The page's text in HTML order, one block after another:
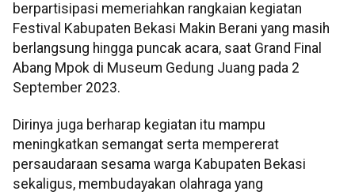
berpartisipasi memeriahkan rangkaian kegiatan
Festival Kabupaten Bekasi Makin Berani yang masih
berlangsung hingga puncak acara, saat Grand Final
Abang Mpok di Museum Gedung Juang pada 2
September 2023.
Dirinya juga berharap kegiatan itu mampu
meningkatkan semangat serta mempererat
persaudaraan sesama warga Kabupaten Bekasi
sekaligus, membudayakan olahraga yang